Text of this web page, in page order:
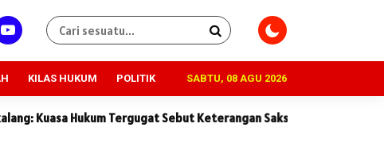
KILAS HUKUM POLITIK SABTU, 08 AGU 2026
Sebut Keterangan Saksi Penggugat Tidak Konsisten dan